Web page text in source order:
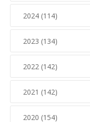
Diciembre (12)
Noviembre (17)
Octubre (15)
Septiembre (5)
Agosto (5)
Julio (10)
2024 (114)
Diciembre (10)
Noviembre (14)
Octubre (16)
Septiembre (7)
2023 (134)
Diciembre (11)
Noviembre (12)
Octubre (17)
2022 (142)
Diciembre (15)
Noviembre (15)
2021 (142)
2020 (154)